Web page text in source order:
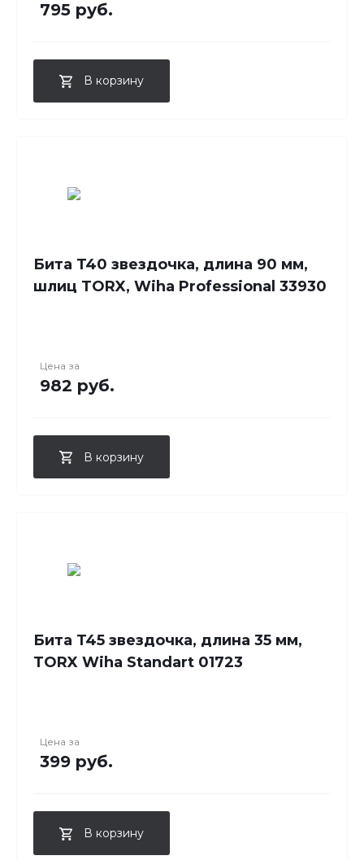
795 руб.
В корзину
Бита T40 звездочка, длина 90 мм,
шлиц TORX, Wiha Professional 33930
Цена за
982 руб.
В корзину
Бита T45 звездочка, длина 35 мм,
TORX Wiha Standart 01723
Цена за
399 руб.
В корзину